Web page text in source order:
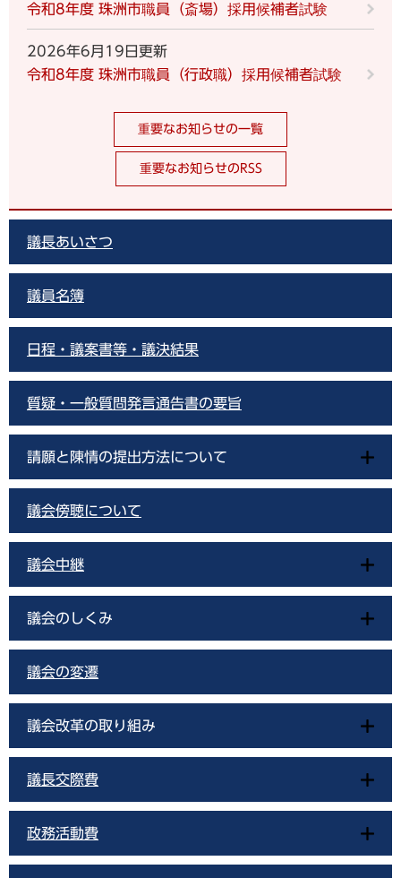
令和8年度 珠洲市職員（斎場）採用候補者試験
2026年6月19日更新
令和8年度 珠洲市職員（行政職）採用候補者試験
重要なお知らせの一覧
重要なお知らせのRSS
議長あいさつ
議員名簿
日程・議案書等・議決結果
質疑・一般質問発言通告書の要旨
請願と陳情の提出方法について
議会傍聴について
議会中継
議会のしくみ
議会の変遷
議会改革の取り組み
議長交際費
政務活動費